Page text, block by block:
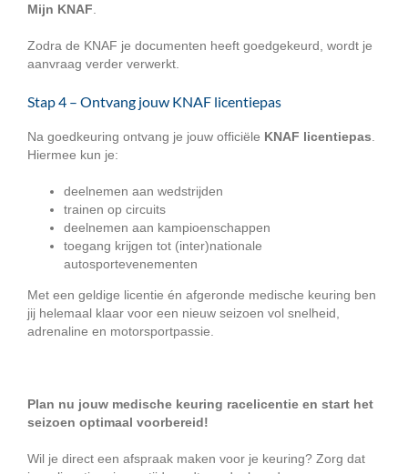
Mijn KNAF
Zodra de KNAF je documenten heeft goedgekeurd, wordt je
aanvraag verder verwerkt.
Stap 4 – Ontvang jouw KNAF licentiepas
Na goedkeuring ontvang je jouw officiële KNAF licentiepas
Hiermee kun je:
deelnemen aan wedstrijden
trainen op circuits
deelnemen aan kampioenschappen
toegang krijgen tot (inter)nationale
autosportevenementen
Met een geldige licentie én afgeronde medische keuring ben
jij helemaal klaar voor een nieuw seizoen vol snelheid,
adrenaline en motorsportpassie.
Plan nu jouw medische keuring racelicentie en start het
seizoen optimaal voorbereid!
Wil je direct een afspraak maken voor je keuring? Zorg dat